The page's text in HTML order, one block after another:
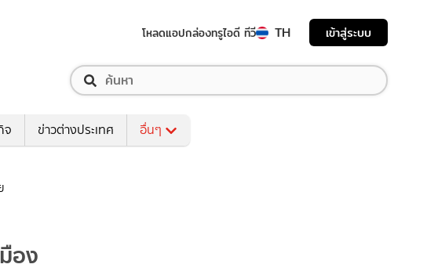
โหลดแอปกล่องทรูไอดี ทีวี TH เข้าสู่ระบบ
จ ข่าวต่างประเทศ อื่นๆ
อง